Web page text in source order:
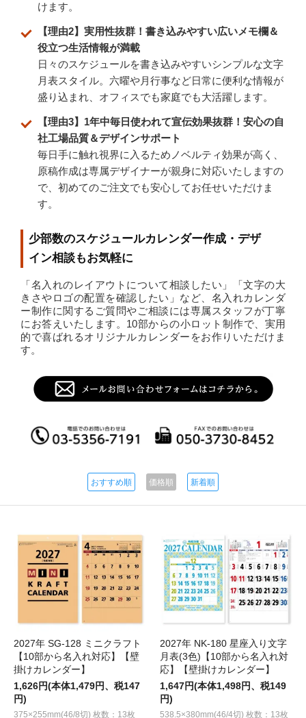
けます。
【理由2】実用性抜群！書き込みやすい広いメモ欄＆
役立つ生活情報が満載
日々のスケジュールを書き込みやすいシンプルな文字
月表スタイル。六曜や月行事など日常に便利な情報が
盛り込まれ、オフィスでも家庭でも大活躍します。
【理由3】1年中毎日使われて宣伝効果抜群！安心の自
社工場品質＆デザインサポート
毎日手に触れ視界に入るためノベルティ効果が高く、
原稿作成は専属デザイナーが親身に対応いたしますの
で、初めてのご注文でも安心してお任せいただけま
す。
少部数のスケジュールカレンダー作成・デザ
イン相談もお気軽に
「名入れのレイアウトについて相談したい」「文字の大
きさやロゴの配置を確認したい」など、名入れカレンダ
ー制作に関するご質問やご相談には専属スタッフが丁寧
にお答えいたします。10部からの小ロット制作で、実用
的で喜ばれるオリジナルカレンダーをお作りいただけま
す。
おすすめ順 価格順 新着順
2027年 SG-128 ミニクラフト
【10部から名入れ対応】【壁
掛けカレンダー】
1,626円(本体1,479円、税147
円)
375×255mm(46/8切) 枚数：13枚
2027年 NK-180 星座入り文字
月表(3色)【10部から名入れ対
応】【壁掛けカレンダー】
1,647円(本体1,498円、税149
円)
538.5×380mm(46/4切) 枚数：13枚